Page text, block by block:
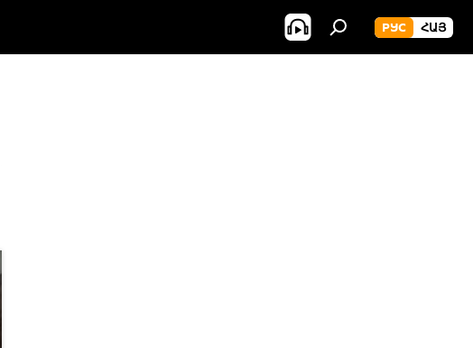
РУС ՀԱՅ